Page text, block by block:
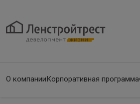
О компанииКорпоративная программа